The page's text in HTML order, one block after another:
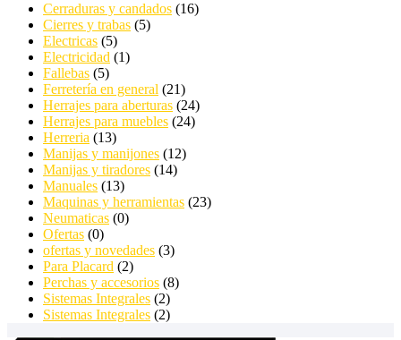
Cerraduras y candados (16)
Cierres y trabas (5)
Electricas (5)
Electricidad (1)
Fallebas (5)
Ferretería en general (21)
Herrajes para aberturas (24)
Herrajes para muebles (24)
Herreria (13)
Manijas y manijones (12)
Manijas y tiradores (14)
Manuales (13)
Maquinas y herramientas (23)
Neumaticas (0)
Ofertas (0)
ofertas y novedades (3)
Para Placard (2)
Perchas y accesorios (8)
Sistemas Integrales (2)
Sistemas Integrales (2)